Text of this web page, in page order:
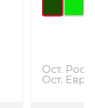
Ост.
Ост.